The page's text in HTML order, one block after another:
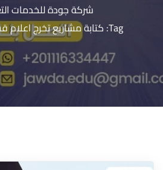
شركة جودة للخدمات
Tag: كتابة مشاريع تخرج اعلام قسم علاقات عامة